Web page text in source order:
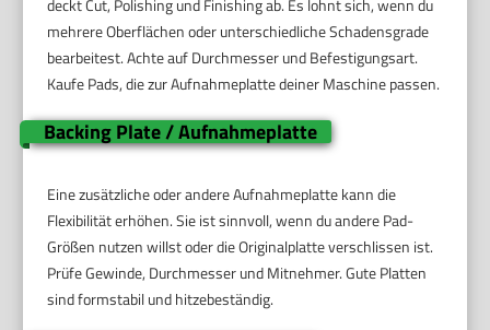
deckt Cut, Polishing und Finishing ab. Es lohnt sich, wenn du
mehrere Oberflächen oder unterschiedliche Schadensgrade
bearbeitest. Achte auf Durchmesser und Befestigungsart.
Kaufe Pads, die zur Aufnahmeplatte deiner Maschine passen.
Backing Plate / Aufnahmeplatte
Eine zusätzliche oder andere Aufnahmeplatte kann die
Flexibilität erhöhen. Sie ist sinnvoll, wenn du andere Pad-
Größen nutzen willst oder die Originalplatte verschlissen ist.
Prüfe Gewinde, Durchmesser und Mitnehmer. Gute Platten
sind formstabil und hitzebeständig.